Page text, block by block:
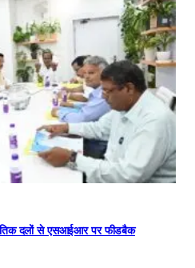
दलों से एसआईआर पर फीडबैक